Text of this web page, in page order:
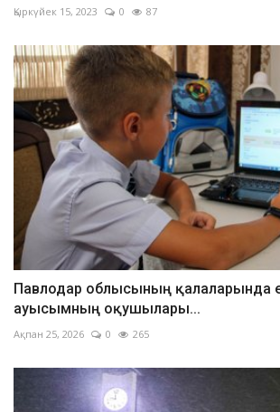
Қыркүйек 15, 2023 0 87
Павлодар облысының қалаларында
ауысымның оқушылары...
Ақпан 25, 2026 0 265